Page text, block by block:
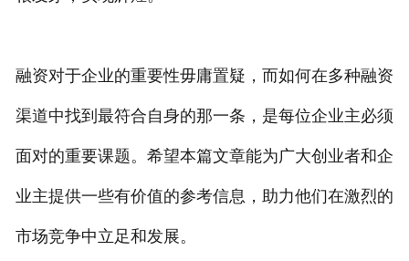
融资对于企业的重要性毋庸置疑，而如何在多种融资
渠道中找到最符合自身的那一条，是每位企业主必须
面对的重要课题。希望本篇文章能为广大创业者和企
业主提供一些有价值的参考信息，助力他们在激烈的
市场竞争中立足和发展。